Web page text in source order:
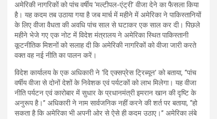
अमेरिकी नागरिकों को पांच वर्षीय ‘मल्टीपल-एंट्री’ वीजा देने का फैसला किया
है। यह कदम तब उठाया गया है जब मार्च में महीने में अमेरिका ने पाकिस्तानियों
के लिए वीजा वैधता की अवधि पांच साल से घटाकर एक साल कर दी। पिछले
महीने भेजे गए एक नोट में विदेश मंत्रालय ने अमेरिका स्थित पाकिस्तानी
कूटनीतिक मिशनों को सलाह दी कि अमेरिकी नागरिकों को वीजा जारी करते
वक्त वह नई नीति का पालन करें।
विदेश कार्यालय के एक अधिकारी ने ‘दि एक्सप्रेस ट्रिब्यून’ को बताया, ‘‘पांच
वर्षीय वीजा से दोनों देशों के निवेशक एवं पर्यटकों को लाभ मिलेगा। यह वीजा
नीति पर्यटन एवं कारोबार में सुधार के प्रधानमंत्री इमरान खान की दृष्टि के
अनुरूप है।’’ अधिकारी ने नाम सार्वजनिक नहीं करने की शर्त पर बताया, ‘‘हो
सकता है कि अमेरिका भी अपनी ओर से ऐसे ही कदम उठाए।’’ अमेरिका लंबे